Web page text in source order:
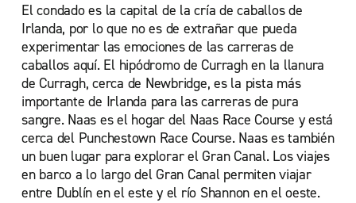
El condado es la capital de la cría de caballos de
Irlanda, por lo que no es de extrañar que pueda
experimentar las emociones de las carreras de
caballos aquí. El hipódromo de Curragh en la llanura
de Curragh, cerca de Newbridge, es la pista más
importante de Irlanda para las carreras de pura
sangre. Naas es el hogar del Naas Race Course y está
cerca del Punchestown Race Course. Naas es también
un buen lugar para explorar el Gran Canal. Los viajes
en barco a lo largo del Gran Canal permiten viajar
entre Dublín en el este y el río Shannon en el oeste.